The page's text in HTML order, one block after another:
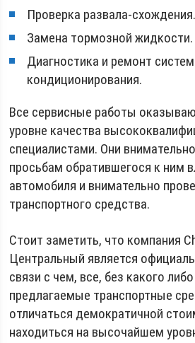
Проверка развала-схождения.
Замена тормозной жидкости.
Диагностика и ремонт систем
кондиционирования.
Все сервисные работы
уровне качества
специалистами. Они
просьбам обратившегося к ним
автомобиля и внимательно
транспортного средства.
Стоит заметить, что компания
Центральный является
связи с чем, все, без какого
предлагаемые транспортные
отличаться демократичной
находиться на высочайшем